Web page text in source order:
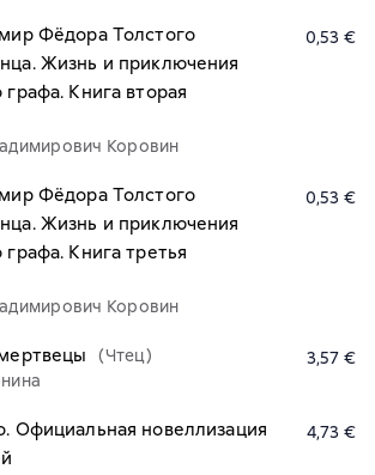
Фёдора Толстого
Жизнь и приключения
графа. Книга вторая
Коровин
0,53 €
Фёдора Толстого
Жизнь и приключения
графа. Книга третья
Коровин
0,53 €
(Чтец)
3,57 €
Официальная новеллизация
4,73 €